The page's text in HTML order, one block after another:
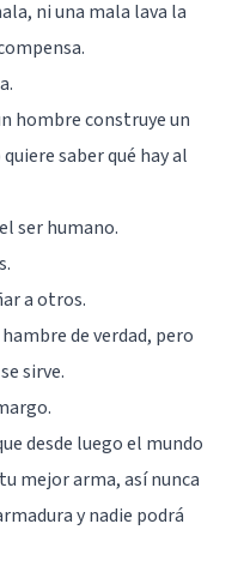
ni una mala lava la
hombre construye un
saber qué hay al
ser humano.
a otros.
de verdad, pero
sirve.
desde luego el mundo
mejor arma, así nunca
y nadie podrá